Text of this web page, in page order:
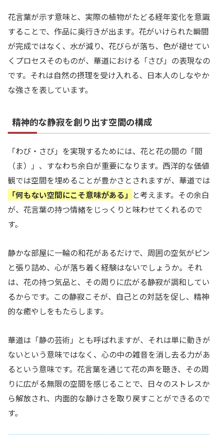
花言葉が示す意味と、実際の植物がたどる経年変化を意識
することで、作品に奥行きが出ます。花がいけられた瞬間
が完成ではなく、水が減り、花びらが落ち、色が褪せてい
くプロセスそのものが、華道における「さび」の表現なの
です。それは自然の摂理を受け入れる、日本人のしなやか
な強さを表しています。
精神的な静寂を創り出す空間の構成
「わび・さび」を実現するためには、花と花の間の「間
（ま）」、すなわち余白が重要になります。西洋的な価値
観では空間を埋めることが豊かさとされますが、華道では
「何もない空間にこそ意味がある」 と考えます。その余白
が、花言葉の持つ情緒をじっくりと味わせてくれるので
す。
静かな部屋に一輪の和花があるだけで、周囲の空気がピン
と張り詰め、心が落ち着く経験はないでしょうか。それ
は、花の持つ気品と、その周りに広がる静寂が調和してい
るからです。この静寂こそが、自己との対話を促し、精神
的な癒やしをもたらします。
華道は「静の芸術」とも呼ばれますが、それは単に動きが
ないという意味ではなく、心の中の雑音を消し去る力があ
るという意味です。花言葉を通じて花の声を聴き、その周
りに広がる無限の空間を感じることで、日々のストレスか
ら解放され、内面的な静けさを取り戻すことができるので
す。